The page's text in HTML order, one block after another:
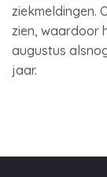
ziekmeldingen.
zien, waardoor
augustus
jaar.